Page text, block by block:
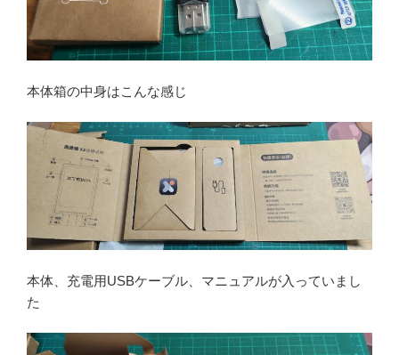
本体箱の中身はこんな感じ
本体、充電用USBケーブル、マニュアルが入っていまし
た